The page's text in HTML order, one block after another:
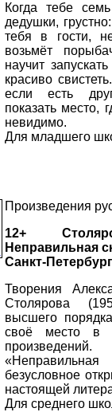
Когда тебе
дедушки,
тебя в гости,
возьмёт
научит
красиво
если есть
показать место,
невидимо.
Для младшего
Произведения
12+
Неправильная
Санкт-
Творения
Столярова
высшего
своё место в
безусловное
настоящей
Для среднего